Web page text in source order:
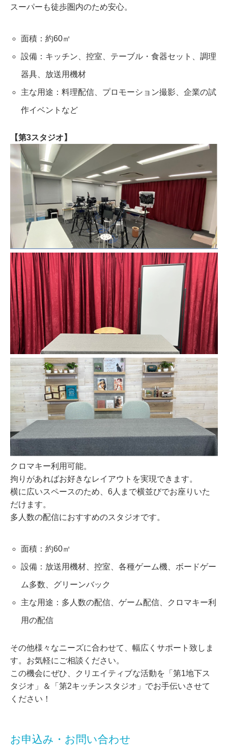
スーパーも徒歩圏内のため安心。
面積：約60㎡
設備：キッチン、控室、テーブル・食器セット、調理
器具、放送用機材
主な用途：料理配信、プロモーション撮影、企業の試
作イベントなど
【第3スタジオ】
クロマキー利用可能。
拘りがあればお好きなレイアウトを実現できます。
横に広いスペースのため、6人まで横並びでお座りいた
だけます。
多人数の配信におすすめのスタジオです。
面積：約60㎡
設備：放送用機材、控室、各種ゲーム機、ボードゲー
ム多数、グリーンバック
主な用途：多人数の配信、ゲーム配信、クロマキー利
用の配信
その他様々なニーズに合わせて、幅広くサポート致しま
す。お気軽にご相談ください。
この機会にぜひ、クリエイティブな活動を「第1地下ス
タジオ」＆「第2キッチンスタジオ」でお手伝いさせて
ください！
お申込み・お問い合わせ